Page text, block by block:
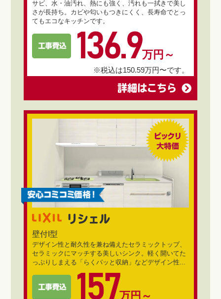
サビ、水・油汚れ、熱にも強く、汚れも一拭きで美し
さが長持ち。カビや匂いもつきにくく、長寿命でとっ
てもエコなキッチンです。
136.9万円～
※税込は150.59万円〜です。
詳細はこちら
リシェル
壁付I型
デザイン性と耐久性を兼ね備えたセラミックトップ、
セラミックにマッチする美しいシンク。軽く開いてた
っぷりしまえる「らくパッと収納」などデザイン性...
157万円～